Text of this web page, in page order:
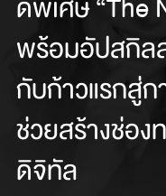
พร้อมอัปสกิล
กับก้าวแรกสู่ก
ช่วยสร้างช่อง
ดิจิทัล